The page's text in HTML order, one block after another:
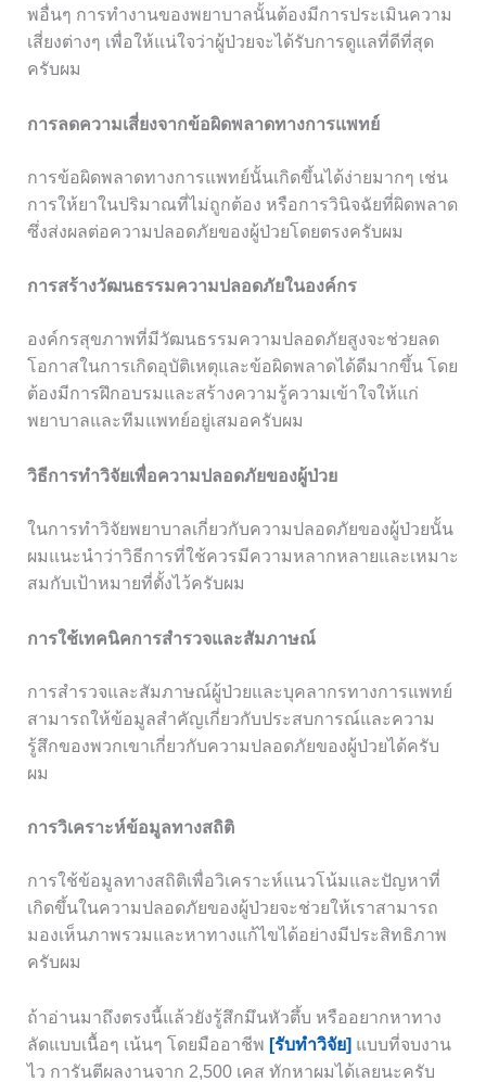
พอื่นๆ การทำงานของพยาบาลนั้นต้องมีการประเมินความ
เสี่ยงต่างๆ เพื่อให้แน่ใจว่าผู้ป่วยจะได้รับการดูแลที่ดีที่สุด
ครับผม
การลดความเสี่ยงจากข้อผิดพลาดทางการแพทย์
การข้อผิดพลาดทางการแพทย์นั้นเกิดขึ้นได้ง่ายมากๆ เช่น
การให้ยาในปริมาณที่ไม่ถูกต้อง หรือการวินิจฉัยที่ผิดพลาด
ซึ่งส่งผลต่อความปลอดภัยของผู้ป่วยโดยตรงครับผม
การสร้างวัฒนธรรมความปลอดภัยในองค์กร
องค์กรสุขภาพที่มีวัฒนธรรมความปลอดภัยสูงจะช่วยลด
โอกาสในการเกิดอุบัติเหตุและข้อผิดพลาดได้ดีมากขึ้น โดย
ต้องมีการฝึกอบรมและสร้างความรู้ความเข้าใจให้แก่
พยาบาลและทีมแพทย์อยู่เสมอครับผม
วิธีการทำวิจัยเพื่อความปลอดภัยของผู้ป่วย
ในการทำวิจัยพยาบาลเกี่ยวกับความปลอดภัยของผู้ป่วยนั้น
ผมแนะนำว่าวิธีการที่ใช้ควรมีความหลากหลายและเหมาะ
สมกับเป้าหมายที่ตั้งไว้ครับผม
การใช้เทคนิคการสำรวจและสัมภาษณ์
การสำรวจและสัมภาษณ์ผู้ป่วยและบุคลากรทางการแพทย์
สามารถให้ข้อมูลสำคัญเกี่ยวกับประสบการณ์และความ
รู้สึกของพวกเขาเกี่ยวกับความปลอดภัยของผู้ป่วยได้ครับ
ผม
การวิเคราะห์ข้อมูลทางสถิติ
การใช้ข้อมูลทางสถิติเพื่อวิเคราะห์แนวโน้มและปัญหาที่
เกิดขึ้นในความปลอดภัยของผู้ป่วยจะช่วยให้เราสามารถ
มองเห็นภาพรวมและหาทางแก้ไขได้อย่างมีประสิทธิภาพ
ครับผม
ถ้าอ่านมาถึงตรงนี้แล้วยังรู้สึกมึนหัวตึ้บ หรืออยากหาทาง
ลัดแบบเนื้อๆ เน้นๆ โดยมืออาชีพ [รับทำวิจัย] แบบที่จบงาน
ไว การันตีผลงานจาก 2,500 เคส ทักหาผมได้เลยนะครับ